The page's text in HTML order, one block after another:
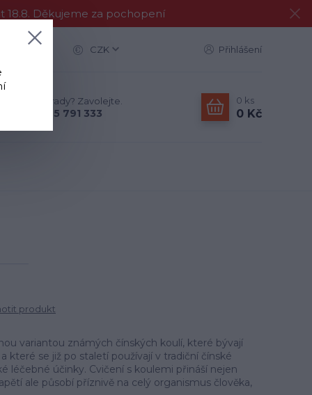
18.8. Děkujeme za pochopení
CZK Přihlášení
Nevíte si rady? Zavolejte.
+420 775 791 333
0 ks
0 Kč
produkt
variantou známých čínských koulí, které bývají
které se již po staletí používají v tradiční čínské
léčebné účinky. Cvičení s koulemi přináší nejen
ale působí příznivě na celý organismus člověka,